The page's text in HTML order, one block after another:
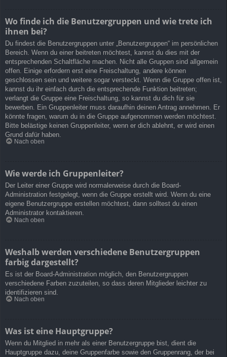
Wo finde ich die Benutzergruppen und wie trete ich
ihnen bei?
Du findest die Benutzergruppen unter „Benutzergruppen“ im persönlichen
Bereich. Wenn du einer beitreten möchtest, kannst du dies mit der
entsprechenden Schaltfläche machen. Nicht alle Gruppen sind allgemein
offen. Einige erfordern erst eine Freischaltung, andere können
geschlossen sein und weitere sogar versteckt. Wenn die Gruppe offen ist,
kannst du ihr einfach durch die entsprechende Funktion beitreten;
verlangt die Gruppe eine Freischaltung, so kannst du dich für sie
bewerben. Ein Gruppenleiter muss daraufhin deinen Antrag annehmen. Er
könnte fragen, warum du in die Gruppe aufgenommen werden möchtest.
Bitte belästige keinen Gruppenleiter, wenn er dich ablehnt, er wird einen
Grund dafür haben.
Nach oben
Wie werde ich Gruppenleiter?
Der Leiter einer Gruppe wird normalerweise durch die Board-
Administration festgelegt, wenn die Gruppe erstellt wird. Wenn du eine
eigene Benutzergruppe erstellen möchtest, dann solltest du einen
Administrator kontaktieren.
Nach oben
Weshalb werden verschiedene Benutzergruppen
farbig dargestellt?
Es ist der Board-Administration möglich, den Benutzergruppen
verschiedene Farben zuzuteilen, so dass deren Mitglieder leichter zu
identifizieren sind.
Nach oben
Was ist eine Hauptgruppe?
Wenn du Mitglied in mehr als einer Benutzergruppe bist, dient die
Hauptgruppe dazu, deine Gruppenfarbe sowie den Gruppenrang, der bei